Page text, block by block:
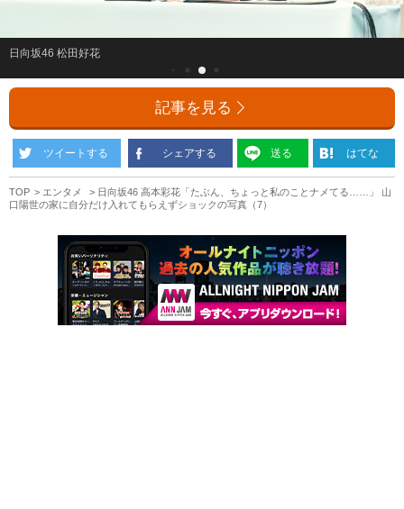
日向坂46 松田好花
記事を見る
ツイートする シェアする 送る はてな
TOP エンタメ
日向坂46 高本彩花「たぶん、ちょっと私のことナメてる……」 山
口陽世の家に自分だけ入れてもらえずショックの写真（7）